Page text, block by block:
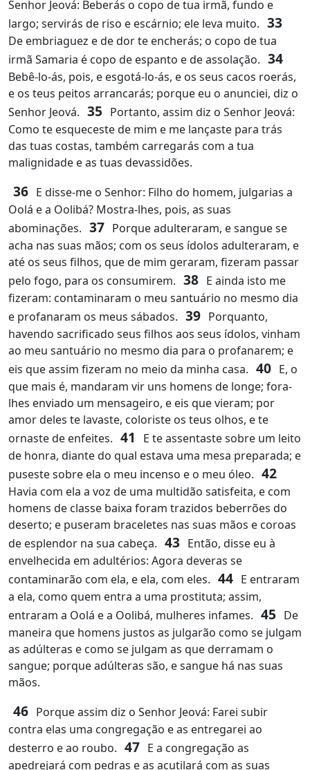
Senhor Jeová: Beberás o copo de tua irmã, fundo e
largo; servirás de riso e escárnio; ele leva muito. 33
De embriaguez e de dor te encherás; o copo de tua
irmã Samaria é copo de espanto e de assolação. 34
Bebê-lo-ás, pois, e esgotá-lo-ás, e os seus cacos roerás,
e os teus peitos arrancarás; porque eu o anunciei, diz o
Senhor Jeová. 35 Portanto, assim diz o Senhor Jeová:
Como te esqueceste de mim e me lançaste para trás
das tuas costas, também carregarás com a tua
malignidade e as tuas devassidões.
36 E disse-me o Senhor: Filho do homem, julgarias a
Oolá e a Oolibá? Mostra-lhes, pois, as suas
abominações. 37 Porque adulteraram, e sangue se
acha nas suas mãos; com os seus ídolos adulteraram, e
até os seus filhos, que de mim geraram, fizeram passar
pelo fogo, para os consumirem. 38 E ainda isto me
fizeram: contaminaram o meu santuário no mesmo dia
e profanaram os meus sábados. 39 Porquanto,
havendo sacrificado seus filhos aos seus ídolos, vinham
ao meu santuário no mesmo dia para o profanarem; e
eis que assim fizeram no meio da minha casa. 40 E, o
que mais é, mandaram vir uns homens de longe; fora-
lhes enviado um mensageiro, e eis que vieram; por
amor deles te lavaste, coloriste os teus olhos, e te
ornaste de enfeites. 41
E te assentaste sobre um leito
de honra, diante do qual estava uma mesa preparada; e
puseste sobre ela o meu incenso e o meu óleo. 42
Havia com ela a voz de uma multidão satisfeita, e com
homens de classe baixa foram trazidos beberrões do
deserto; e puseram braceletes nas suas mãos e coroas
de esplendor na sua cabeça. 43 Então, disse eu à
envelhecida em adultérios: Agora deveras se
contaminarão com ela, e ela, com eles. 44 E entraram
a ela, como quem entra a uma prostituta; assim,
entraram a Oolá e a Oolibá, mulheres infames. 45 De
maneira que homens justos as julgarão como se julgam
as adúlteras e como se julgam as que derramam o
sangue; porque adúlteras são, e sangue há nas suas
mãos.
46 Porque assim diz o Senhor Jeová: Farei subir
contra elas uma congregação e as entregarei ao
desterro e ao roubo. 47 E a congregação as
apedrejará com pedras e as acutilará com as suas